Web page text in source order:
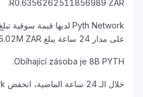
R0.6356262511856989 ZAR.
على مدار 24 ساعة يبلغ R205.02M ZAR.
Obíhající zásoba je 8B PYTH.
خلال الـ 24 ساعة الماضية، انخفض Pyth Network بنسبة 1.04%.